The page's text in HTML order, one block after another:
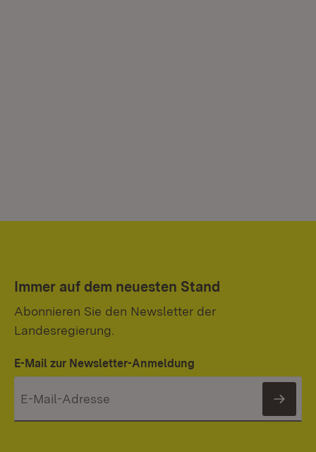
Immer auf dem neuesten Stand
Abonnieren Sie den Newsletter der
Landesregierung.
E-Mail zur Newsletter-Anmeldung